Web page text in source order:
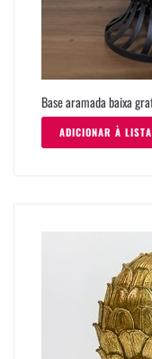
Base aramada baixa
ADICIONAR À LISTA